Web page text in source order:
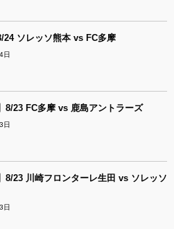
24 ソレッソ熊本 vs FC多摩
日
8/23 FC多摩 vs 鹿島アントラーズ
日
8/23 川崎フロンターレ生田 vs ソレッソ
日